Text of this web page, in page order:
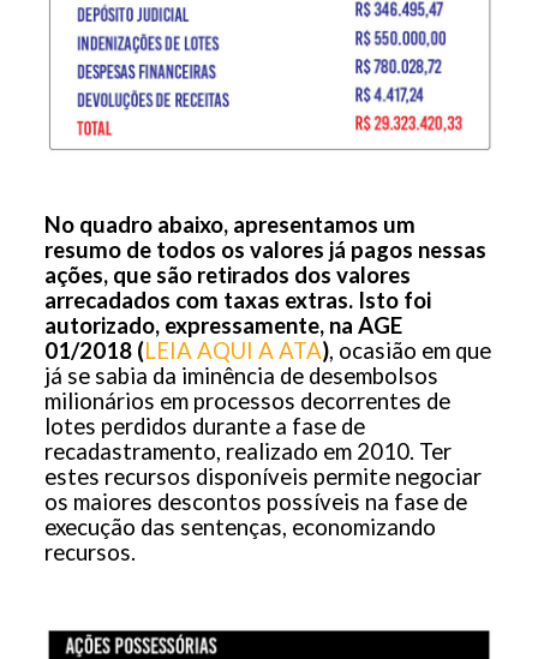
No quadro abaixo, apresentamos um
resumo de todos os valores já pagos nessas
ações, que são retirados dos valores
arrecadados com taxas extras. Isto foi
autorizado, expressamente, na AGE
01/2018 (LEIA AQUI A ATA), ocasião em que
já se sabia da iminência de desembolsos
milionários em processos decorrentes de
lotes perdidos durante a fase de
recadastramento, realizado em 2010. Ter
estes recursos disponíveis permite negociar
os maiores descontos possíveis na fase de
execução das sentenças, economizando
recursos.